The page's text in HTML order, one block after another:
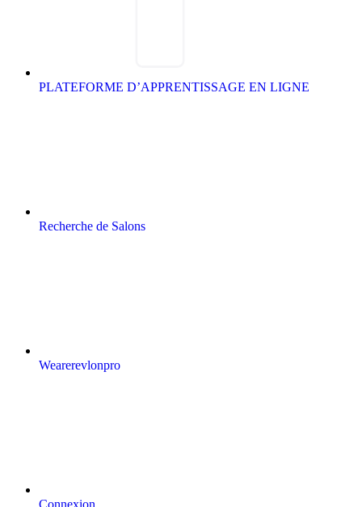
PLATEFORME D’APPRENTISSAGE EN LIGNE
Recherche de Salons
Wearerevlonpro
Connexion